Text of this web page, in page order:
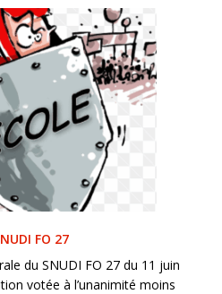
FO 27
du SNUDI FO 27 du 11 juin
votée à l’unanimité moins